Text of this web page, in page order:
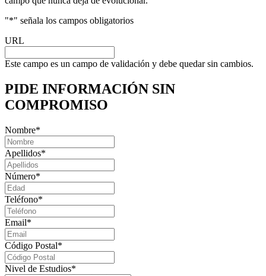
"*" señala los campos obligatorios
URL
Este campo es un campo de validación y debe quedar sin cambios.
PIDE INFORMACIÓN SIN
COMPROMISO
Nombre*
Apellidos*
Número*
Teléfono*
Email*
Código Postal*
Nivel de Estudios*